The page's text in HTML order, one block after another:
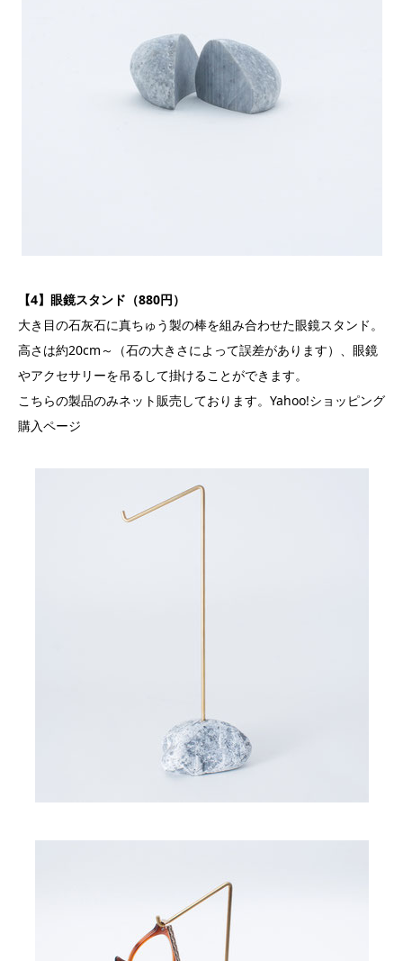
【4】眼鏡スタンド（880円）
大き目の石灰石に真ちゅう製の棒を組み合わせた眼鏡スタンド。
高さは約20cm～（石の大きさによって誤差があります）、眼鏡
やアクセサリーを吊るして掛けることができます。
こちらの製品のみネット販売しております。Yahoo!ショッピング
購入ページ